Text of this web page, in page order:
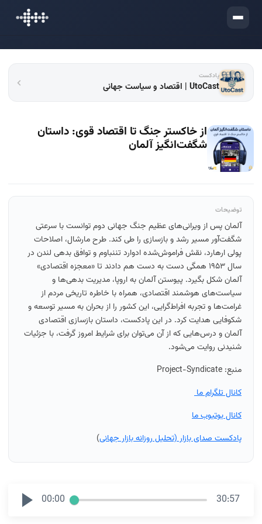
ورود
پادکست
UtoCast | اقتصاد و سیاست جهانی
از خاکستر جنگ تا اقتصاد قوی: داستان
شگفت‌انگیز آلمان
توضیحات
آلمان پس از ویرانی‌های عظیم جنگ جهانی دوم توانست با سرعتی
شگفت‌آور مسیر رشد و بازسازی را طی کند. طرح مارشال، اصلاحات
پولی ارهارد، نقش فراموش‌شده ادوارد تننباوم و توافق بدهی لندن در
سال ۱۹۵۳ همگی دست به دست هم دادند تا «معجزه اقتصادی»
آلمان شکل بگیرد. پیوستن آلمان به اروپا، مدیریت بدهی‌ها و
سیاست‌های هوشمند اقتصادی، همراه با خاطره تاریخی مردم از
غرامت‌ها و تجربه افراط‌گرایی، این کشور را از بحران به مسیر توسعه و
شکوفایی هدایت کرد. در این پادکست، داستان بازسازی اقتصادی
آلمان و درس‌هایی که از آن می‌توان برای شرایط امروز گرفت، با جزئیات
شنیدنی روایت می‌شود.
منبع: Project-Syndicate
کانال تلگرام ما
کانال یوتیوب ما
پادکست صدای بازار (تحلیل روزانه بازار جهانی)
00:00 30:57